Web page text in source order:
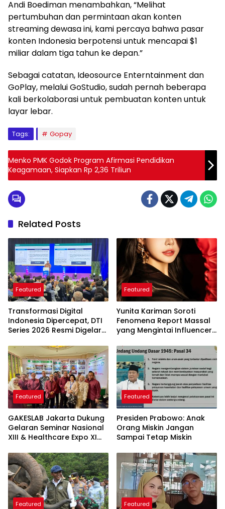
Andi Boediman menambahkan, “Melihat
pertumbuhan dan permintaan akan konten
streaming dewasa ini, kami percaya bahwa pasar
konten Indonesia berpotensi untuk mencapai $1
miliar dalam tiga tahun ke depan.”
Sebagai catatan, Ideosource Enterntainment dan
GoPlay, melalui GoStudio, sudah pernah beberapa
kali berkolaborasi untuk pembuatan konten untuk
layar lebar.
Tags: Gopay
Menko PMK Godok Program Afirmasi Pendidikan
Keagamaan, Siapkan Rp 2,36 Triliun
Related Posts
Featured
Transformasi Digital
Indonesia Dipercepat, DTI
Series 2026 Resmi Digelar
Featured
Yunita Kariman Soroti
Fenomena Report Massal
yang Mengintai Influencer,
yang Perlu Diketahui
Featured
GAKESLAB Jakarta Dukung
Gelaran Seminar Nasional
XIII & Healthcare Expo XI
Featured
Presiden Prabowo: Anak
Orang Miskin Jangan
Sampai Tetap Miskin
Featured Featured